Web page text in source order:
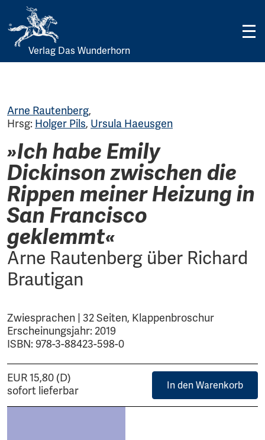
Skip
Verlag Das Wunderhorn
Arne Rautenberg,
Hrsg: Holger Pils, Ursula Haeusgen
»Ich habe Emily
Dickinson zwischen die
Rippen meiner Heizung in
San Francisco
geklemmt«
Arne Rautenberg über Richard
Brautigan
Zwiesprachen | 32 Seiten, Klappenbroschur
Erscheinungsjahr: 2019
ISBN: 978-3-88423-598-0
EUR 15,80 (D)
sofort lieferbar
In den Warenkorb